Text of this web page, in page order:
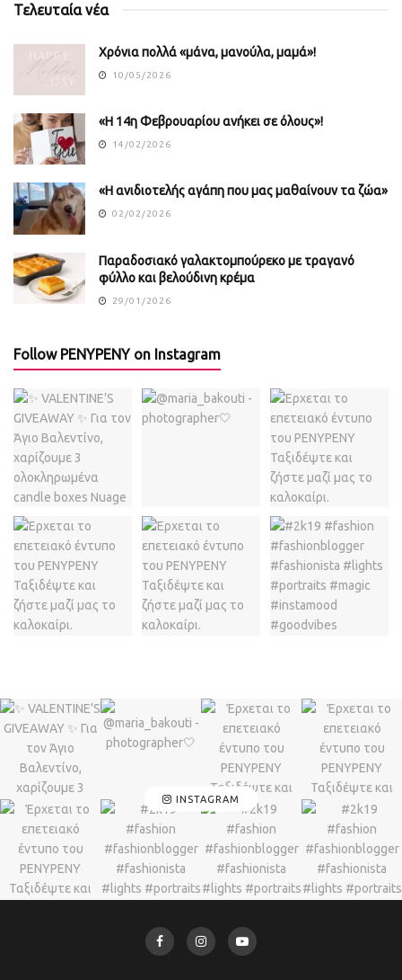
Τελευταία νέα
Χρόνια πολλά «μάνα, μανούλα, μαμά»!
10/05/2026
«Η 14η Φεβρουαρίου ανήκει σε όλους»!
14/02/2026
«Η ανιδιοτελής αγάπη που μας μαθαίνουν τα ζώα»
02/02/2026
Παραδοσιακό γαλακτομπούρεκο με τραγανό
φύλλο και βελούδινη κρέμα
29/01/2026
Follow PENYPENY on Instagram
INSTAGRAM